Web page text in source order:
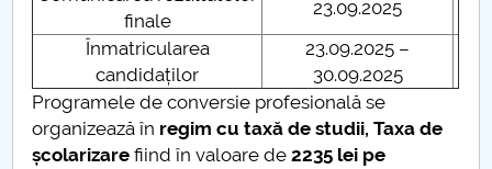
Concursul de admitere 2025 la programele de
conversie profesională
finale
23.09.2025
Înmatricularea
candidaților
23.09.2025 –
30.09.2025
Programele de conversie profesională se
organizează în regim cu taxă de studii, Taxa de
școlarizare fiind în valoare de2235 lei pe